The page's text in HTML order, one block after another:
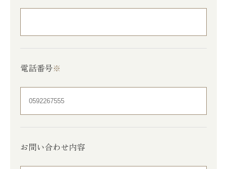
電話番号※
お問い合わせ内容